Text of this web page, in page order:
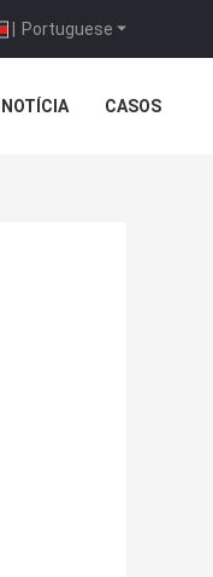
Portuguese
|
NOTÍCIA CASOS